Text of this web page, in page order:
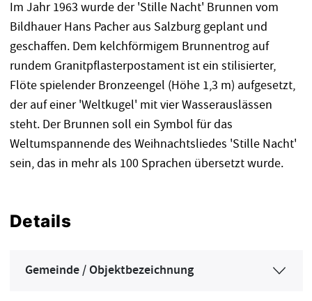
Im Jahr 1963 wurde der 'Stille Nacht' Brunnen vom
Bildhauer Hans Pacher aus Salzburg geplant und
geschaffen. Dem kelchförmigem Brunnentrog auf
rundem Granitpflasterpostament ist ein stilisierter,
Flöte spielender Bronzeengel (Höhe 1,3 m) aufgesetzt,
der auf einer 'Weltkugel' mit vier Wasserauslässen
steht. Der Brunnen soll ein Symbol für das
Weltumspannende des Weihnachtsliedes 'Stille Nacht'
sein, das in mehr als 100 Sprachen übersetzt wurde.
Details
Gemeinde / Objektbezeichnung